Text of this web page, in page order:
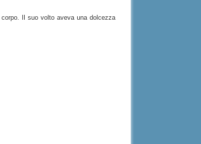
Il suo volto aveva una dolcezza